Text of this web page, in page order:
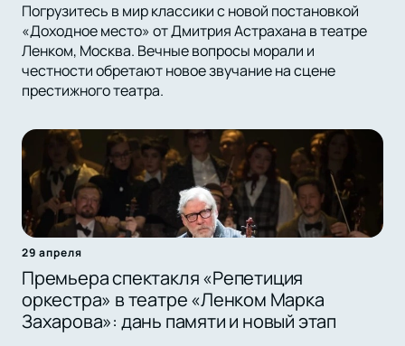
Погрузитесь в мир классики с новой постановкой
«Доходное место» от Дмитрия Астрахана в театре
Ленком, Москва. Вечные вопросы морали и
честности обретают новое звучание на сцене
престижного театра.
29 апреля
Премьера спектакля «Репетиция
оркестра» в театре «Ленком Марка
Захарова»: дань памяти и новый этап